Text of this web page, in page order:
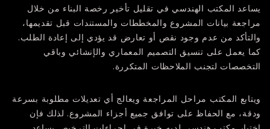
يساعد المكتب الهندسي في تقليل تأخير رخصة البناء من خلال
مراجعة بيانات المشروع والمخططات والمستندات قبل تقديمها،
والتأكد من عدم وجود نقص أو تعارض قد يؤدي إلى إعادة الطلب.
كما يعمل على تنسيق التصميم المعماري والإنشائي وباقي
التخصصات لتجنب الملاحظات المتكررة.
ويتابع المكتب مراحل المراجعة ويعالج أي تعديلات مطلوبة بسرعة
ودقة، مع الحفاظ على توافق جميع أجزاء المشروع. لذلك فإن